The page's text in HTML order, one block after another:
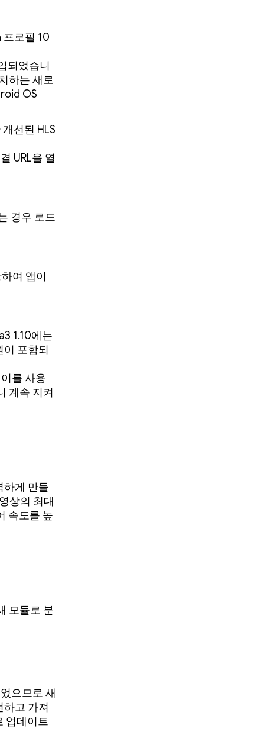
프로필 10
되었습니
하는 새로
OS
선된 HLS
URL을 열
경우 로드
여 앱이
1.10에는
포함되
를 사용
계속 지켜
하게 만들
상의 최대
속도를 높
모듈로 분
으므로 새
고 가져
업데이트